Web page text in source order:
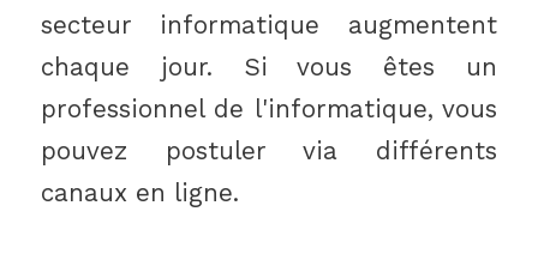
secteur informatique augmentent
chaque jour. Si vous êtes un
professionnel de l'informatique, vous
pouvez postuler via différents
canaux en ligne.